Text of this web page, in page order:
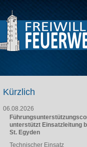
Kürzlich
06.08.2026
unterstützt Einsatzleitung
St. Egyden
Technischer Einsatz